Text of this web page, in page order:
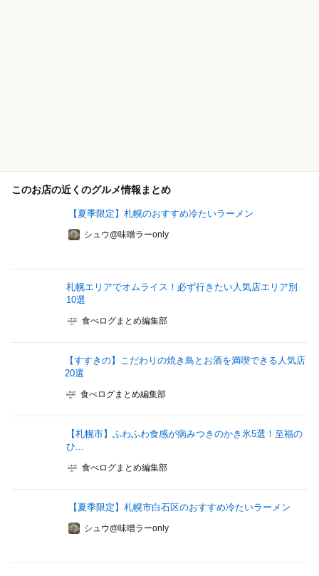
このお店の近くのグルメ情報まとめ
【夏季限定】札幌のおすすめ冷たいラーメン
シュウ@味噌ラーonly
札幌エリアでオムライス！必ず行きたい人気店エリア別
10選
食べログまとめ編集部
【すすきの】こだわりの焼き鳥とお酒を満喫できる人気店
20選
食べログまとめ編集部
【札幌市】ふわふわ食感が病みつきのかき氷5選！至福の
ひ...
食べログまとめ編集部
【夏季限定】札幌市白石区のおすすめ冷たいラーメン
シュウ@味噌ラーonly